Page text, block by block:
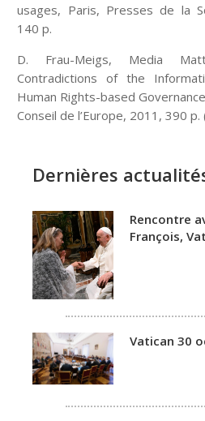
usages, Paris, Presses de la
140 p.
D. Frau-Meigs, Media
Contradictions of the
Human Rights-based
Conseil de l’Europe, 2011, 390 p.
Dernières
Rencontre
François,
Vatican 30